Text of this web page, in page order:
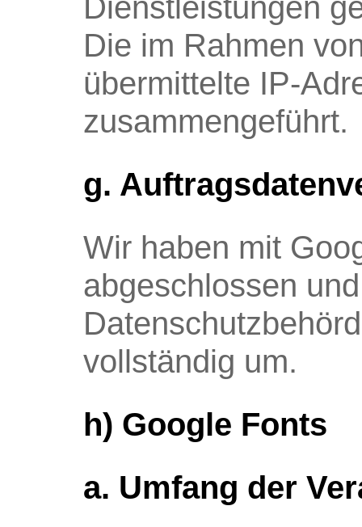
Die im Rahmen
übermittelte IP-
zusammengeführt.
g.
Wir haben mit
abgeschlossen
vollständig um.
h) Google Fonts
a. Umfang der